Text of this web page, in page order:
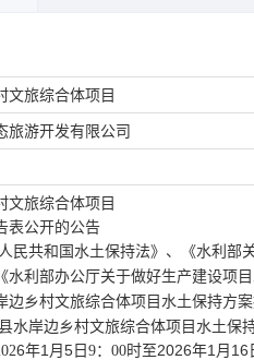
文旅综合体项目
旅游开发有限公司
文旅综合体项目
表公开的公告
共和国水土保持法》、《水利部
水利部办公厅关于做好生产建设项
边乡村文旅综合体项目水土保持方
水岸边乡村文旅综合体项目水土保
6年1 月5 日 9：00时至2026年1 月 16